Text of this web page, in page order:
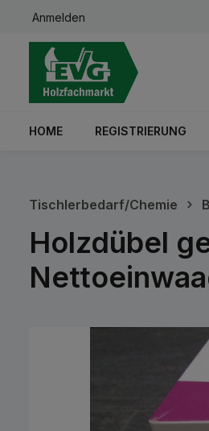
Zur Hauptnavigation
Anmelden
HOME REGISTRIERUNG
Tischlerbedarf/Chemie
Holzdübel